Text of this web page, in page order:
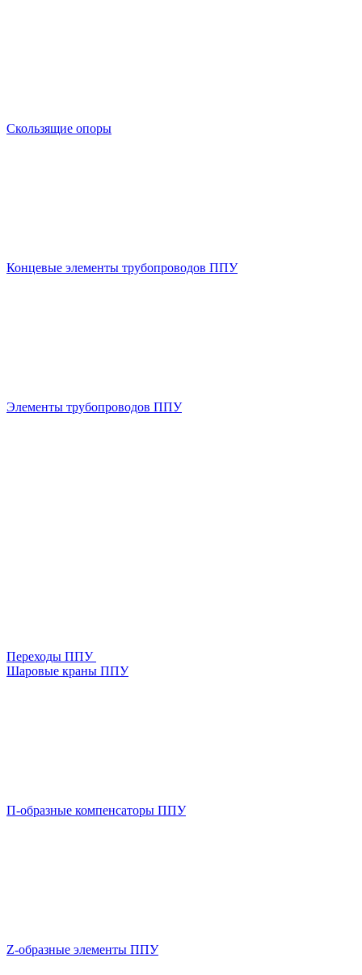
Скользящие опоры
Концевые элементы трубопроводов ППУ
Элементы трубопроводов ППУ
Переходы ППУ
Шаровые краны ППУ
П-образные компенсаторы ППУ
Z-образные элементы ППУ